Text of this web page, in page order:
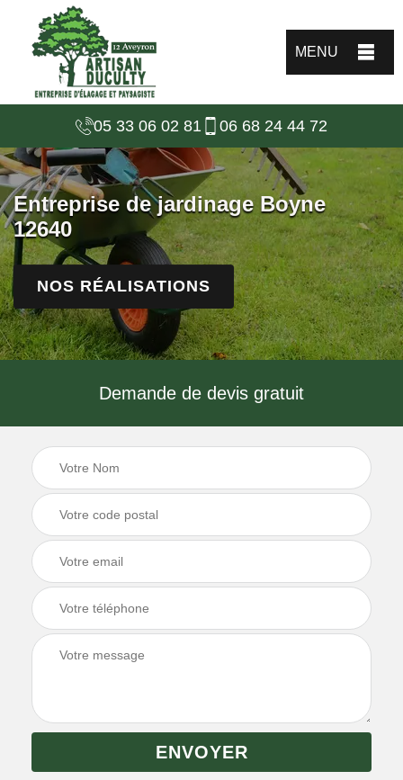
MENU
05 33 06 02 81 06 68 24 44 72
Entreprise de jardinage Boyne
12640
NOS RÉALISATIONS
Demande de devis gratuit